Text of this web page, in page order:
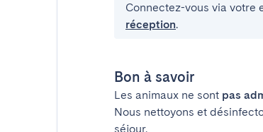
Connectez-vous via votre
réception.
Bon à savoir
Les animaux ne sont pas
Nous nettoyons et
séjour.